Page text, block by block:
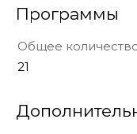
Программы
Общее
21